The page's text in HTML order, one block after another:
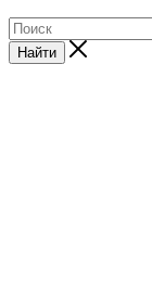
Найти